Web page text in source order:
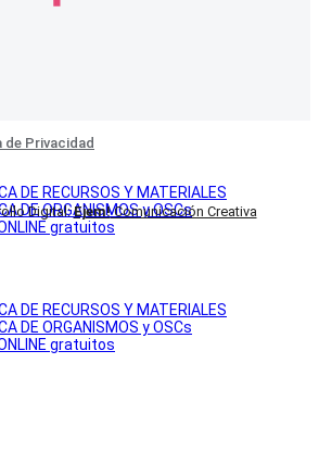
Privacidad
DE RECURSOS Y MATERIALES
DE ORGANISMOS y OSCs
gratuitos
DE RECURSOS Y MATERIALES
DE ORGANISMOS y OSCs
gratuitos
Digital:Ejem!Comunicación Creativa